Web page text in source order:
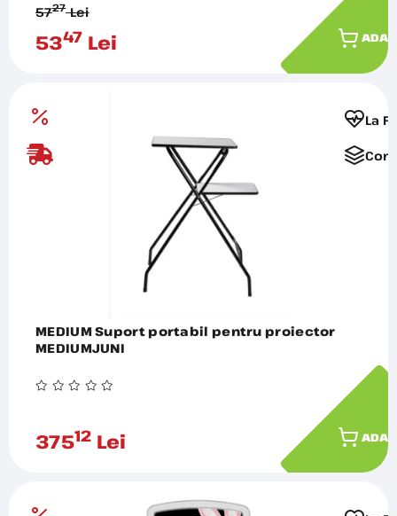
5727 Lei
5347 Lei
La
MEDIUM Suport portabil pentru proiector
MEDIUMJUNI
37512 Lei